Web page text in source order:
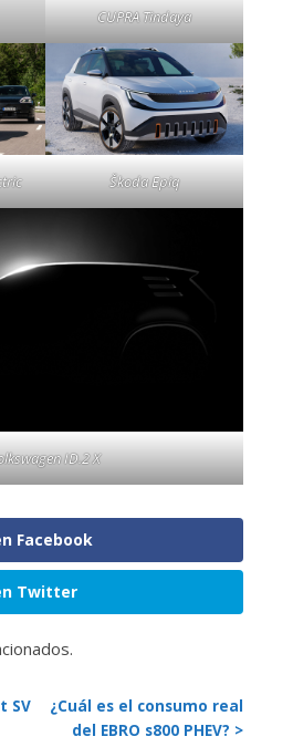
CUPRA Tindaya
Škoda Epiq
ID.2 X
Facebook
Twitter
SV
¿Cuál es el consumo real
del EBRO s800 PHEV? >